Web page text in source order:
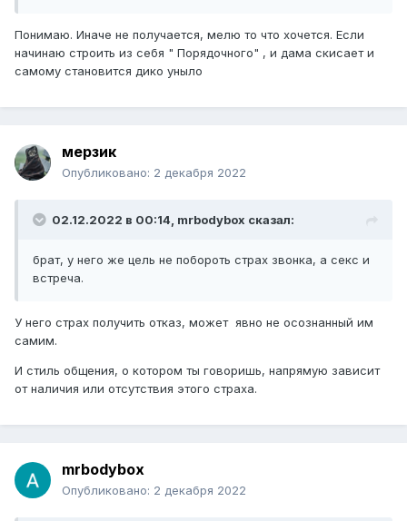
классно, но они должны быть изюминкой на торте, а не
единственной составляющей
Понимаю. Иначе не получается, мелю то что хочется. Если
начинаю строить из себя " Порядочного" , и дама скисает и
самому становится дико уныло
мерзик
Опубликовано: 2 декабря 2022
02.12.2022 в 00:14, mrbodybox сказал:
брат, у него же цель не побороть страх звонка, а секс и
встреча.
У него страх получить отказ, может явно не осознанный им
самим.
И стиль общения, о котором ты говоришь, напрямую зависит
от наличия или отсутствия этого страха.
mrbodybox
Опубликовано: 2 декабря 2022